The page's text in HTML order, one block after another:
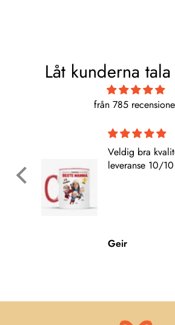
Låt kunderna
från 785
Veldig bra
leveranse 10/10
Geir